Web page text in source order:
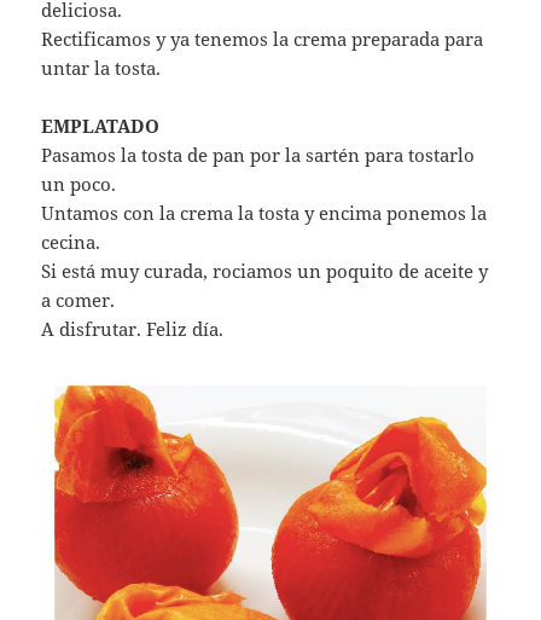
deliciosa.
Rectificamos y ya tenemos la crema preparada para
untar la tosta.
EMPLATADO
Pasamos la tosta de pan por la sartén para tostarlo
un poco.
Untamos con la crema la tosta y encima ponemos la
cecina.
Si está muy curada, rociamos un poquito de aceite y
a comer.
A disfrutar. Feliz día.